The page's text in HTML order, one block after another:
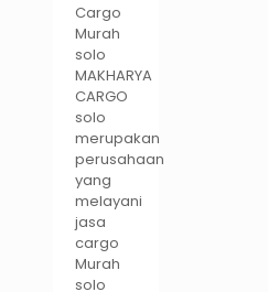
Cargo
Murah
solo
MAKHARYA
CARGO
solo
merupakan
perusahaan
yang
melayani
jasa
cargo
Murah
solo